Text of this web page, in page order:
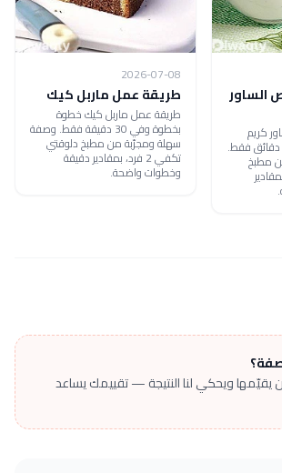
كريم
خطوة بخطوة وفي 10 دقائق فقط.
مطبخ
بمقادير
2026-07-08
طريقة عمل ماربل كيك
طريقة عمل ماربل كيك خطوة
بخطوة وفي 30 دقيقة فقط. وصفة
سهلة ومجرّبة من مطبخ دلوقتي
تكفي 2 فرد، بمقادير دقيقة
وخطوات واضحة.
ويحكي لنا النتيجة — تقييمك يساعد